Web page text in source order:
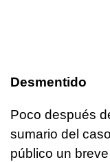
Desmentido
Poco después
sumario del
público un